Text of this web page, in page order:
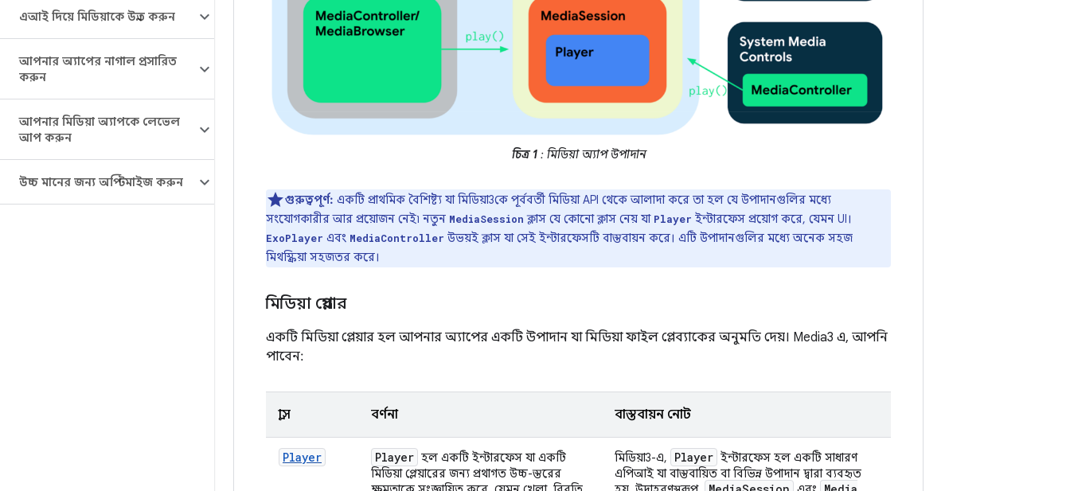
এআই দিয়ে মিডিয়াকে উন্নত করুন
আপনার অ্যাপের নাগাল প্রসারিত
করুন
আপনার মিডিয়া অ্যাপকে লেভেল
আপ করুন
উচ্চ মানের জন্য অপ্টিমাইজ করুন
চিত্র 1: মিডিয়া অ্যাপ উপাদান
গুরুত্বপূর্ণ: একটি প্রাথমিক বৈশিষ্ট্য যা মিডিয়া3কে পূর্ববর্তী মিডিয়া API থেকে আলাদা করে তা হল যে উপাদানগুলির মধ্যে
সংযোগকারীর আর প্রয়োজন নেই৷ নতুন MediaSession ক্লাস যে কোনো ক্লাস নেয় যা Player ইন্টারফেস প্রয়োগ করে, যেমন UI।
ExoPlayer এবং MediaController উভয়ই ক্লাস যা সেই ইন্টারফেসটি বাস্তবায়ন করে। এটি উপাদানগুলির মধ্যে অনেক সহজ
মিথস্ক্রিয়া সহজতর করে।
মিডিয়া প্লেয়ার
একটি মিডিয়া প্লেয়ার হল আপনার অ্যাপের একটি উপাদান যা মিডিয়া ফাইল প্লেব্যাকের অনুমতি দেয়। Media3 এ, আপনি
পাবেন:
ক্লাস বর্ণনা বাস্তবায়ন নোট
Player Player হল একটি ইন্টারফেস যা একটি
মিডিয়া প্লেয়ারের জন্য প্রথাগত উচ্চ-স্তরের
মিডিয়া3-এ, Player ইন্টারফেস হল একটি সাধারণ
এপিআই যা বাস্তবায়িত বা বিভিন্ন উপাদান দ্বারা ব্যবহৃত